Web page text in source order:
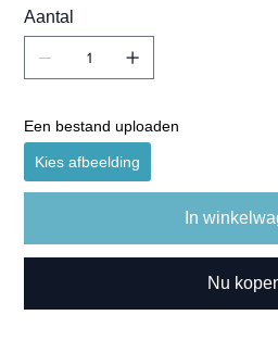
Aantal
Een bestand uploaden
Kies afbeelding
In
Nu